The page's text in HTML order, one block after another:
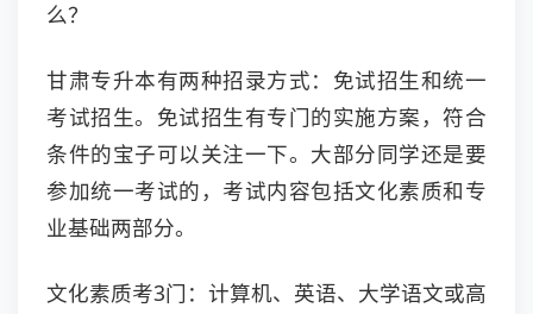
么？
甘肃专升本有两种招录方式：免试招生和统一
考试招生。免试招生有专门的实施方案，符合
条件的宝子可以关注一下。大部分同学还是要
参加统一考试的，考试内容包括文化素质和专
业基础两部分。
文化素质考3门：计算机、英语、大学语文或高